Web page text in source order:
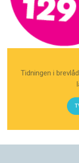
Tidningen i